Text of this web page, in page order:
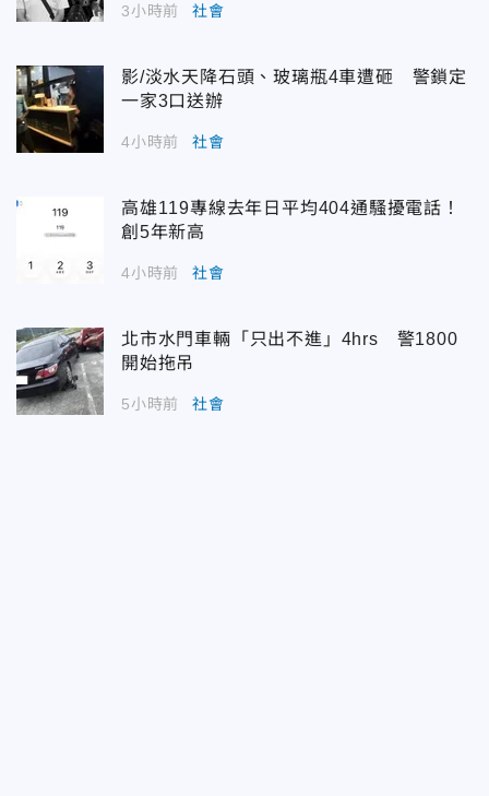
3小時前 社會
影/淡水天降石頭、玻璃瓶4車遭砸 警鎖定
一家3口送辦
4小時前 社會
高雄119專線去年日平均404通騷擾電話！
創5年新高
4小時前 社會
北市水門車輛「只出不進」4hrs 警1800
開始拖吊
5小時前 社會